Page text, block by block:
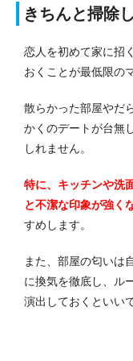
きちんと掃除
恋人を初めて家に招
おくことが最低限の
散らかった部屋やだ
かくのデートが台無
しれません。
特に、キッチンや洗
と不潔な印象が強く
すめします。
また、部屋の匂いは
に換気を徹底し、ル
演出しておくといい